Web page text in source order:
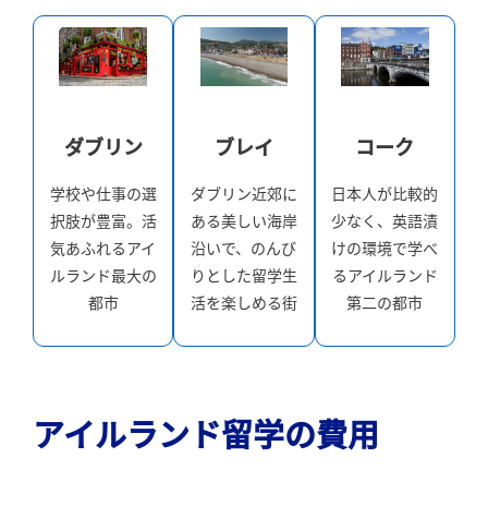
ダブリン
学校や仕事の選
択肢が豊富。活
気あふれるアイ
ルランド最大の
都市
ブレイ
ダブリン近郊に
ある美しい海岸
沿いで、のんび
りとした留学生
活を楽しめる街
コーク
日本人が比較的
少なく、英語漬
けの環境で学べ
るアイルランド
第二の都市
アイルランド留学の費用